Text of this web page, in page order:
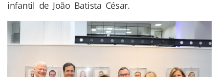
infantil de João Batista César.